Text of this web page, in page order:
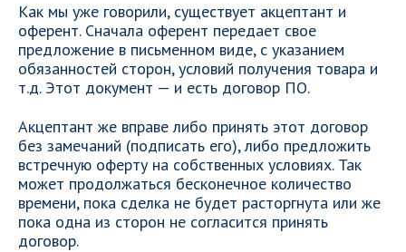
Как мы уже говорили, существует акцептант и
оферент. Сначала оферент передает свое
предложение в письменном виде, с указанием
обязанностей сторон, условий получения товара и
т.д. Этот документ — и есть договор ПО.
Акцептант же вправе либо принять этот договор
без замечаний (подписать его), либо предложить
встречную оферту на собственных условиях. Так
может продолжаться бесконечное количество
времени, пока сделка не будет расторгнута или же
пока одна из сторон не согласится принять
договор.